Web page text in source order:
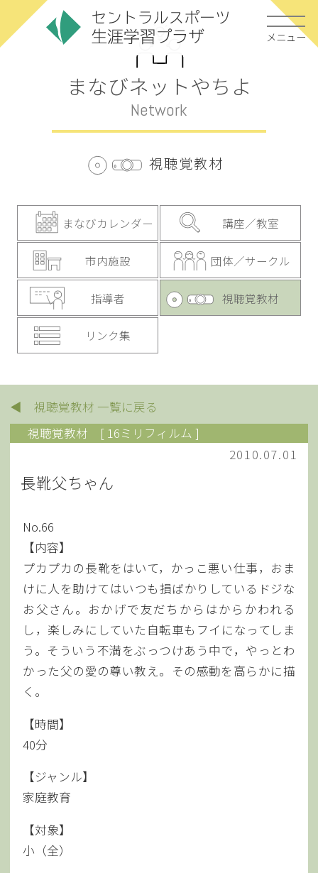
メニュー
まなびネットやちよ
Network
視聴覚教材
まなびカレンダー 講座／教室
市内施設 団体／サークル
指導者 視聴覚教材
リンク集
◀ 視聴覚教材 一覧に戻る
視聴覚教材
[ 16ミリフィルム ]
2010.07.01
長靴父ちゃん
No.66
【内容】
プカプカの長靴をはいて，かっこ悪い仕事，おま
けに人を助けてはいつも損ばかりしているドジな
お父さん。おかげで友だちからはからかわれる
し，楽しみにしていた自転車もフイになってしま
う。そういう不満をぶっつけあう中で，やっとわ
かった父の愛の尊い教え。その感動を高らかに描
く。
【時間】
40分
【ジャンル】
家庭教育
【対象】
小（全）